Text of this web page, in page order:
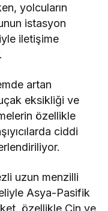
yolcuların
istasyon
iletişime
artan
eksikliği ve
özellikle
ciddi
uzun menzilli
Asya-Pasifik
özellikle Çin ve